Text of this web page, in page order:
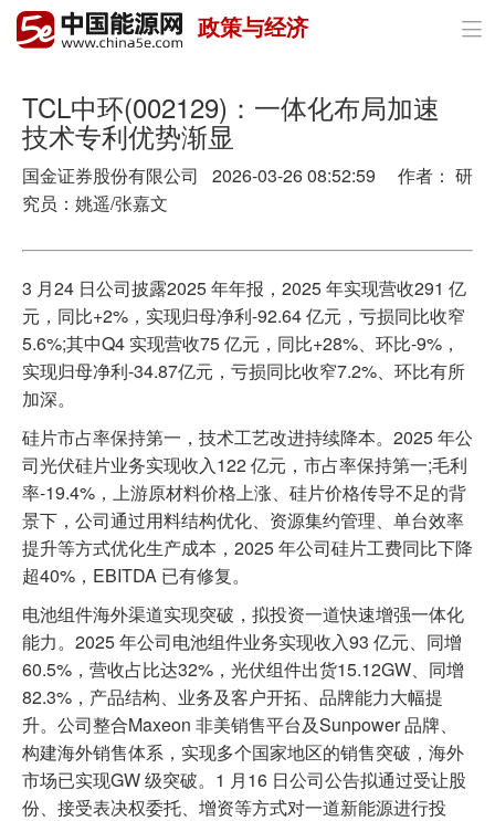
首页
政策与经济
油气
电力
新能源
节能环保
政策与经济 
TCL中环(002129)：一体化布局加速
技术专利优势渐显
国金证券股份有限公司 2026-03-26 08:52:59 作者： 研
究员：姚遥/张嘉文
3 月24 日公司披露2025 年年报，2025 年实现营收291 亿
元，同比+2%，实现归母净利-92.64 亿元，亏损同比收窄
5.6%;其中Q4 实现营收75 亿元，同比+28%、环比-9%，
实现归母净利-34.87亿元，亏损同比收窄7.2%、环比有所
加深。
硅片市占率保持第一，技术工艺改进持续降本。2025 年公
司光伏硅片业务实现收入122 亿元，市占率保持第一;毛利
率-19.4%，上游原材料价格上涨、硅片价格传导不足的背
景下，公司通过用料结构优化、资源集约管理、单台效率
提升等方式优化生产成本，2025 年公司硅片工费同比下降
超40%，EBITDA 已有修复。
电池组件海外渠道实现突破，拟投资一道快速增强一体化
能力。2025 年公司电池组件业务实现收入93 亿元、同增
60.5%，营收占比达32%，光伏组件出货15.12GW、同增
82.3%，产品结构、业务及客户开拓、品牌能力大幅提
升。公司整合Maxeon 非美销售平台及Sunpower 品牌、
构建海外销售体系，实现多个国家地区的销售突破，海外
市场已实现GW 级突破。1 月16 日公司公告拟通过受让股
份、接受表决权委托、增资等方式对一道新能源进行投